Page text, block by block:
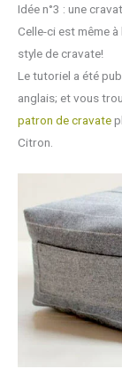
Idée n°3 : une
Celle-ci est même
style de cravate!
Le tutoriel a été
anglais; et vous
patron de cravate
Citron.